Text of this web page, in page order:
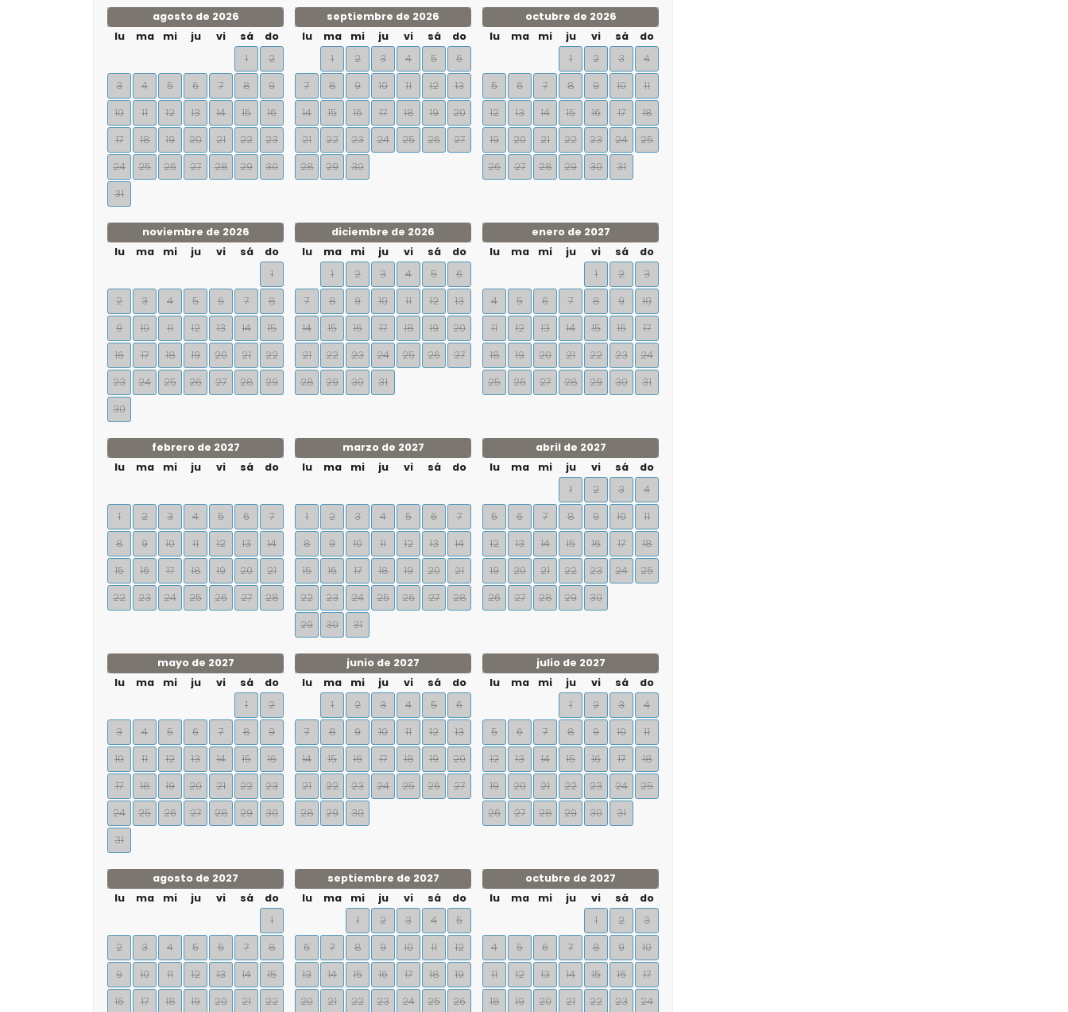
agosto de 2026
lu
ma mi ju vi sá
do
1
2
3
4 5 6 7 8
9
10
11 12 13 14 15
16
17
18 19 20 21 22
23
24
25 26 27 28 29
30
31
septiembre de 2026
lu
ma mi ju vi sá
do
1
2 3 4 5
6
7
8 9 10 11 12
13
14
15 16 17 18 19
20
21
22 23 24 25 26
27
28
29 30
octubre de 2026
lu
ma mi ju vi sá
do
1
2 3
4
5
6 7 8 9 10
11
12
13 14 15 16 17
18
19
20 21 22 23 24
25
26
27 28 29 30 31
noviembre de 2026
lu
ma mi ju vi sá
do
1
2
3 4 5 6 7
8
9
10 11 12 13 14
15
16
17 18 19 20 21
22
23
24 25 26 27 28
29
30
diciembre de 2026
lu
ma mi ju vi sá
do
1
2 3 4 5
6
7
8 9 10 11 12
13
14
15 16 17 18 19
20
21
22 23 24 25 26
27
28
29 30 31
enero de 2027
lu
ma mi ju vi sá
do
1
2
3
4
5 6 7 8 9
10
11
12 13 14 15 16
17
18
19 20 21 22 23
24
25
26 27 28 29 30 31
febrero de 2027
lu
ma mi ju vi sá do
1 2 3 4 5 6
7
8
9 10 11 12 13
14
15
16 17 18 19 20
21
22
23 24 25 26 27 28
marzo de 2027
lu
ma mi ju vi sá do
1 2 3 4 5 6
7
8
9 10 11 12 13
14
15
16 17 18 19 20
21
22
23 24 25 26 27
28
29
30 31
abril de 2027
lu
ma mi ju vi sá
do
1
2 3
4
5
6 7 8 9 10
11
12
13 14 15 16 17
18
19
20 21 22 23 24
25
26
27 28 29 30
mayo de 2027
lu
ma mi ju vi sá
do
1
2
3
4 5 6 7 8
9
10
11 12 13 14 15
16
17
18 19 20 21 22
23
24
25 26 27 28 29
30
31
junio de 2027
lu
ma mi ju vi sá
do
1
2 3 4 5
6
7
8 9 10 11 12
13
14
15 16 17 18 19
20
21
22 23 24 25 26
27
28
29 30
julio de 2027
lu
ma mi ju vi sá
do
1
2 3
4
5
6 7 8 9 10
11
12
13 14 15 16 17
18
19
20 21 22 23 24
25
26
27 28 29 30 31
agosto de 2027
lu
ma mi ju vi sá
do
1
2
3 4 5 6 7
8
9
10 11 12 13 14
15
16
17 18 19 20 21 22
septiembre de 2027
lu
ma mi ju vi sá
do
1
2 3 4
5
6
7 8 9 10 11
12
13
14 15 16 17 18
19
20
21 22 23 24 25 26
octubre de 2027
lu
ma mi ju vi sá
do
1
2
3
4
5 6 7 8 9
10
11
12 13 14 15 16
17
18
19 20 21 22 23 24